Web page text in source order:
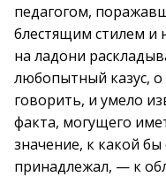
педагогом,
блестящим стилем и
на ладони
любопытный казус,
говорить, и умело
факта, могущего
значение, к какой
принадлежал, — к